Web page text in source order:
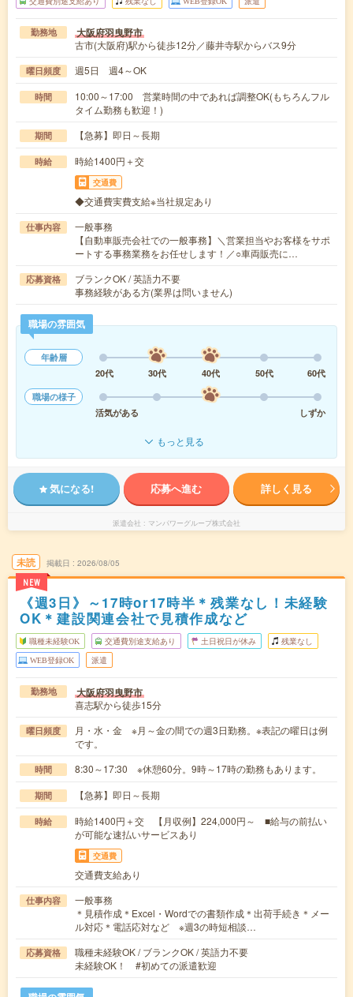
勤務地 大阪府羽曳野市
古市(大阪府)駅から徒歩12分／藤井寺駅からバス9分
曜日頻度 週5日 週4～OK
時間
10:00～17:00 営業時間の中であれば調整OK(もちろんフル
タイム勤務も歓迎！)
期間 【急募】即日～長期
時給 時給1400円＋交
交通費
◆交通費実費支給※当社規定あり
仕事内容
一般事務
【自動車販売会社での一般事務】＼営業担当やお客様をサポ
ートする事務業務をお任せします！／○車両販売に…
応募資格
ブランクOK / 英語力不要
事務経験がある方(業界は問いません)
職場の雰囲気
年齢層
20代
30代 40代 50代
60代
職場の様子
活気がある
しずか
もっと見る
気になる! 応募へ進む 詳しく見る
派遣会社 マンパワーグループ株式会社
未読
NEW
掲載日 2026/08/05
《週3日》～17時or17時半＊残業なし！未経験
OK＊建設関連会社で見積作成など
職種未経験OK 交通費別途支給あり 土日祝日が休み 残業なし
WEB登録OK 派遣
勤務地 大阪府羽曳野市
喜志駅から徒歩15分
曜日頻度
月・水・金 ※月～金の間での週3日勤務。※表記の曜日は例
です。
時間 8:30～17:30 ※休憩60分。9時～17時の勤務もあります。
期間 【急募】即日～長期
時給
時給1400円＋交 【月収例】224,000円～ ■給与の前払い
が可能な速払いサービスあり
交通費
交通費支給あり
仕事内容
一般事務
＊見積作成＊Excel・Wordでの書類作成＊出荷手続き＊メー
ル対応＊電話応対など ※週3の時短相談…
応募資格
職種未経験OK / ブランクOK / 英語力不要
未経験OK！ #初めての派遣歓迎